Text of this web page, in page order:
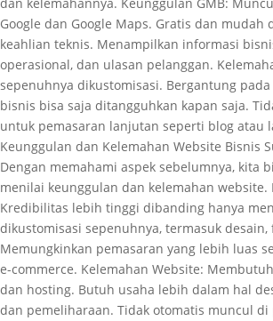
dan kelemahannya. Keunggulan GMB:
Google dan Google Maps. Gratis dan mudah
keahlian teknis. Menampilkan informasi
operasional, dan ulasan pelanggan.
sepenuhnya dikustomisasi. Bergantung
bisnis bisa saja ditangguhkan kapan saja.
untuk pemasaran lanjutan seperti blog atau
Keunggulan dan Kelemahan Website Bisnis
Dengan memahami aspek sebelumnya, kita
menilai keunggulan dan kelemahan website.
Kredibilitas lebih tinggi dibanding hanya
dikustomisasi sepenuhnya, termasuk
Memungkinkan pemasaran yang lebih luas
e-commerce. Kelemahan Website:
dan hosting. Butuh usaha lebih dalam hal
dan pemeliharaan. Tidak otomatis muncul